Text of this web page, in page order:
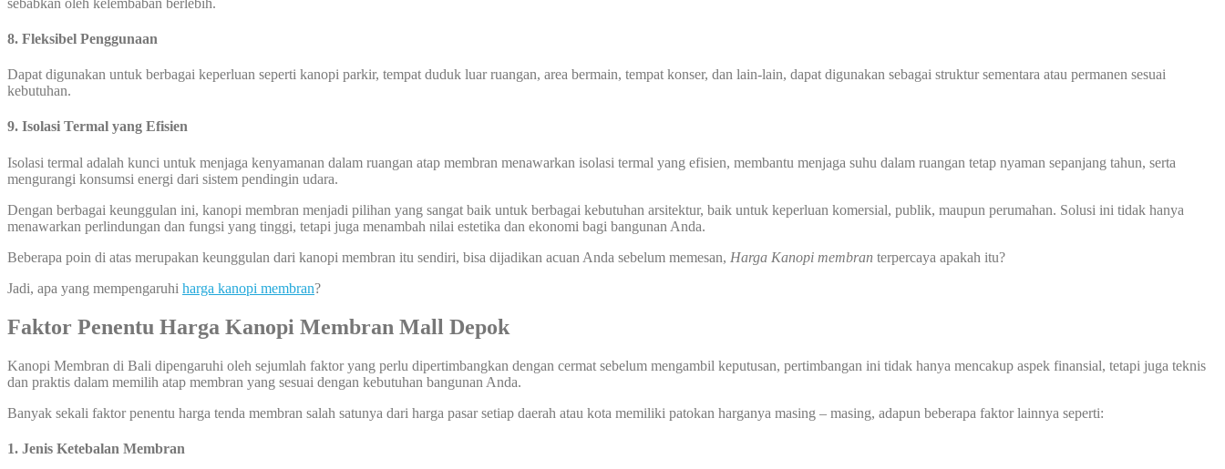
8. Fleksibel Penggunaan
Dapat digunakan untuk berbagai keperluan seperti kanopi parkir, tempat duduk luar ruangan, area bermain, tempat konser, dan lain-lain, dapat digunakan sebagai struktur sementara atau permanen sesuai
kebutuhan.
9. Isolasi Termal yang Efisien
Isolasi termal adalah kunci untuk menjaga kenyamanan dalam ruangan atap membran menawarkan isolasi termal yang efisien, membantu menjaga suhu dalam ruangan tetap nyaman sepanjang tahun, serta
mengurangi konsumsi energi dari sistem pendingin udara.
Dengan berbagai keunggulan ini, kanopi membran menjadi pilihan yang sangat baik untuk berbagai kebutuhan arsitektur, baik untuk keperluan komersial, publik, maupun perumahan. Solusi ini tidak hanya
menawarkan perlindungan dan fungsi yang tinggi, tetapi juga menambah nilai estetika dan ekonomi bagi bangunan Anda.
Beberapa poin di atas merupakan keunggulan dari kanopi membran itu sendiri, bisa dijadikan acuan Anda sebelum memesan, Harga Kanopi membran terpercaya apakah itu?
Jadi, apa yang mempengaruhi harga kanopi membran?
Faktor Penentu Harga Kanopi Membran Mall Depok
Kanopi Membran di Bali dipengaruhi oleh sejumlah faktor yang perlu dipertimbangkan dengan cermat sebelum mengambil keputusan, pertimbangan ini tidak hanya mencakup aspek finansial, tetapi juga teknis
dan praktis dalam memilih atap membran yang sesuai dengan kebutuhan bangunan Anda.
Banyak sekali faktor penentu harga tenda membran salah satunya dari harga pasar setiap daerah atau kota memiliki patokan harganya masing – masing, adapun beberapa faktor lainnya seperti:
1. Jenis Ketebalan Membran